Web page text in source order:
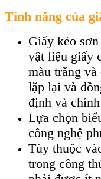
Tính năng của
Giấy kéo
vật liệu giấy
màu trắng
lặp lại và
định và
Lựa chọn
công nghệ
Tùy thuộc
trong công